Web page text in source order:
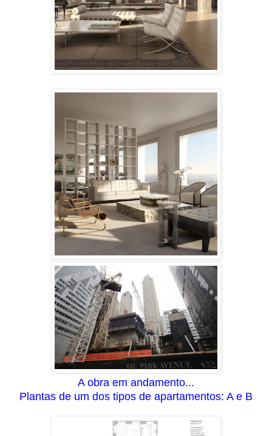
A obra em andamento...
Plantas de um dos tipos de apartamentos: A e B